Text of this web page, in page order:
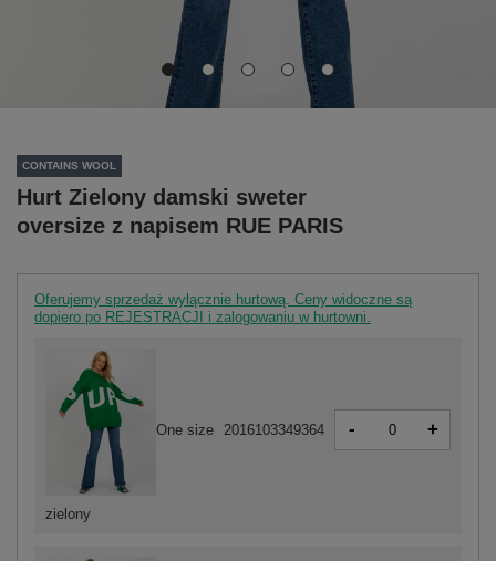
CONTAINS WOOL
Hurt Zielony damski sweter
oversize z napisem RUE PARIS
Oferujemy sprzedaż wyłącznie hurtową. Ceny widoczne są
dopiero po REJESTRACJI i zalogowaniu w hurtowni.
zielony
One size 2016103349364 - +